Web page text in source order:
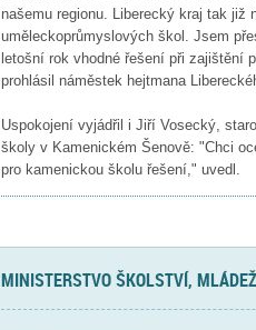
našemu regionu. Liberecký kraj tak již
uměleckoprůmyslových škol. Jsem
letošní rok vhodné řešení při zajištění
prohlásil náměstek hejtmana
Uspokojení vyjádřil i Jiří Vosecký,
školy v Kamenickém Šenově: "Chci
pro kamenickou školu řešení," uvedl.
MINISTERSTVO ŠKOLSTVÍ,